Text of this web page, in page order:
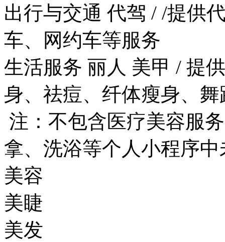
出行与交通 代驾 / /提供
车、网约车等服务
生活服务 丽人 美甲 / 提
身、祛痘、纤体瘦身、
注：不包含医疗美容服
拿、洗浴等个人小程序
美容
美睫
美发